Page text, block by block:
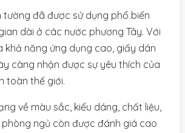
tường đã được sử dụng phổ biến
dài ở các nước phương Tây. Với
khả năng ứng dụng cao, giấy dán
càng nhận được sự yêu thích của
toàn thế giới.
về màu sắc, kiểu dáng, chất liệu,
ngủ còn được đánh giá cao